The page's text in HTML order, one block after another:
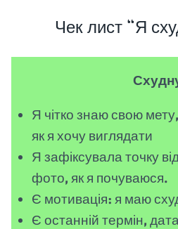
Чек лист “Я
Я чітко знаю свою
як я хочу виглядати
Я зафіксувала точку
фото, як я почуваюся.
Є мотивація: я маю
Є останній термін,